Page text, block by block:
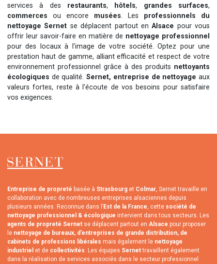
services à des restaurants, hôtels, grandes surfaces,
commerces ou encore musées. Les professionnels du
nettoyage Sernet se déplacent partout enAlsace pour vous
offrir leur savoir-faire en matière de nettoyage professionnel
pour des locaux à l’image de votre société. Optez pour une
prestation haut de gamme, alliant efficacité et respect de votre
environnement professionnel grâce à des produits nettoyants
écologiques de qualité.Sernet, entreprise de nettoyage aux
valeurs fortes, reste à l’écoute de vos besoins pour satisfaire
vos exigences.
Entreprise de propreté basée à Strasbourg et Colmar, Sernet travaille en
collaboration avec de nombreuses entreprises alsaciennes depuis
plusieurs années. Reconnue dans l’Est de la France, cette société de
nettoyage professionnel & écologique intervient dans tous secteurs. Les
agents de propreté Sernet se déplacent partout en Alsace pour proposer
le nettoyage de bureaux, d’entreprises de grande distribution, de
cabinets de professions libérales mais également le nettoyage
industriel et de collectivités. Les équipes Sernettravaillent également
dans la réalisation de services associés dans le secteur professionnel